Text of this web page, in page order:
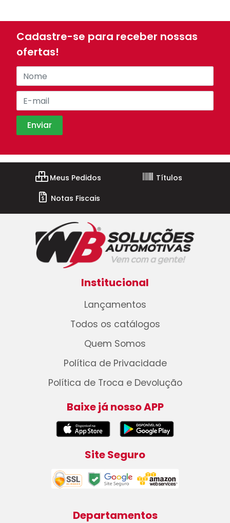
Cadastre-se para receber nossas
ofertas!
Meus Pedidos
Títulos
Notas Fiscais
Institucional
Lançamentos
Todos os catálogos
Quem Somos
Política de Privacidade
Política de Troca e Devolução
Baixe já nosso APP
Site Seguro
Departamentos